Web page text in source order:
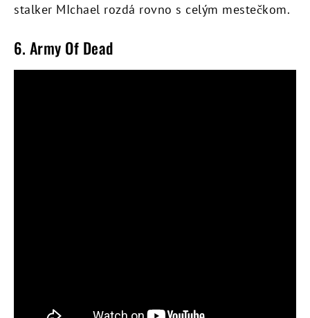
stalker MIchael rozdá rovno s celým mestečkom.
6. Army Of Dead